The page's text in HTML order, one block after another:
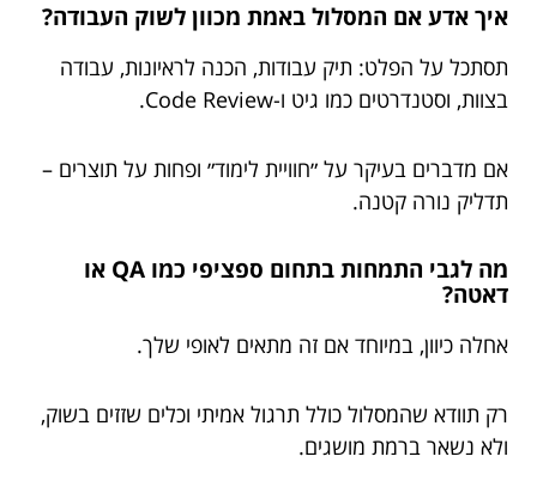
איך אדע אם המסלול באמת מכוון לשוק העבודה?
תסתכל על הפלט: תיק עבודות, הכנה לראיונות, עבודה
בצוות, וסטנדרטים כמו גיט ו-Code Review.
אם מדברים בעיקר על ״חוויית לימוד״ ופחות על תוצרים –
תדליק נורה קטנה.
מה לגבי התמחות בתחום ספציפי כמו QA או
דאטה?
אחלה כיוון, במיוחד אם זה מתאים לאופי שלך.
רק תוודא שהמסלול כולל תרגול אמיתי וכלים שזזים בשוק,
ולא נשאר ברמת מושגים.